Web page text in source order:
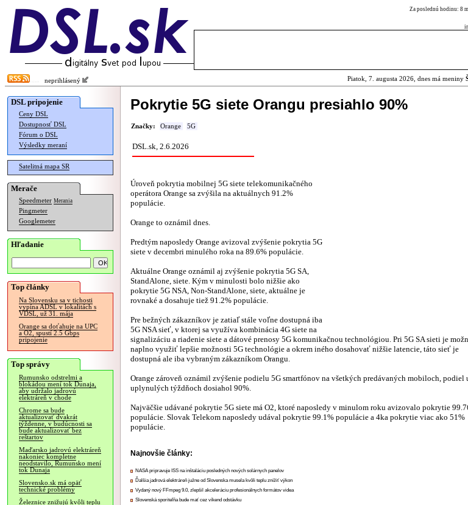
Za poslednú hodinu: 8
neprihlásený Piatok, 7. augusta 2026, dnes má meniny
DSL pripojenie
Ceny DSL
Dostupnosť DSL
Fórum o DSL
Výsledky meraní
Satelitná mapa SR
Merače
Speedmeter Merania
Pingmeter
Googlemeter
Hľadanie
Top články
Na Slovensku sa v tichosti
vypína ADSL v lokalitách s
VDSL, už 31. mája
Orange sa doťahuje na UPC
a O2, spustí 2.5 Gbps
pripojenie
Top správy
Rumunsko odstrelmi a
blokádou mení tok Dunaja,
aby udržalo jadrovú
elektráreň v chode
Chrome sa bude
aktualizovať dvakrát
týždenne, v budúcnosti sa
bude aktualizovať bez
reštartov
Maďarsko jadrovú elektráreň
nakoniec kompletne
neodstavilo, Rumunsko mení
tok Dunaja
Slovensko.sk má opäť
technické problémy
Železnice znižujú kvôli teplu
Pokrytie 5G siete Orangu presiahlo 90%
Značky: Orange 5G
DSL.sk, 2.6.2026
Úroveň pokrytia mobilnej 5G siete telekomunikačného
operátora Orange sa zvýšila na aktuálnych 91.2%
populácie.
Orange to oznámil dnes.
Predtým naposledy Orange avizoval zvýšenie pokrytia 5G
siete v decembri minulého roka na 89.6% populácie.
Aktuálne Orange oznámil aj zvýšenie pokrytia 5G SA,
StandAlone, siete. Kým v minulosti bolo nižšie ako
pokrytie 5G NSA, Non-StandAlone, siete, aktuálne je
rovnaké a dosahuje tiež 91.2% populácie.
Pre bežných zákazníkov je zatiaľ stále voľne dostupná iba
5G NSA sieť, v ktorej sa využíva kombinácia 4G siete na
signalizáciu a riadenie siete a dátové prenosy 5G komunikačnou technológiou. Pri 5G SA sieti je
naplno využiť lepšie možnosti 5G technológie a okrem iného dosahovať nižšie latencie, táto sieť je
dostupná ale iba vybraným zákazníkom Orangu.
Orange zároveň oznámil zvýšenie podielu 5G smartfónov na všetkých predávaných mobiloch, podiel
uplynulých týždňoch dosiahol 90%.
Najväčšie udávané pokrytie 5G siete má O2, ktoré naposledy v minulom roku avizovalo pokrytie
populácie. Slovak Telekom naposledy udával pokrytie 99.1% populácie a 4ka pokrytie viac ako 51%
populácie.
Najnovšie články:
NASA pripravuje ISS na inštaláciu posledných nových solárnych panelov
Ďalšia jadrová elektráreň južne od Slovenska musela kvôli teplu znížiť výkon
Vydaný nový FFmpeg 9.0, zlepšil akceleráciu profesionálnych formátov videa
Slovenská sporiteľňa bude mať cez víkend odstávku